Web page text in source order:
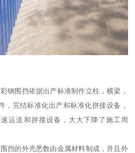
钢围挡依据出产标准制作立柱，横梁，
，完结标准化出产和标准化拼接设备，
运送和拼接设备，大大下降了施工周
挡的外壳悉数由金属材料制成，并且外